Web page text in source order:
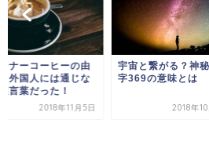
ナーコーヒーの由
外国人には通じな
言葉だった！
2018年11月5日
宇宙と繋がる？神
字369の意味とは
2018年